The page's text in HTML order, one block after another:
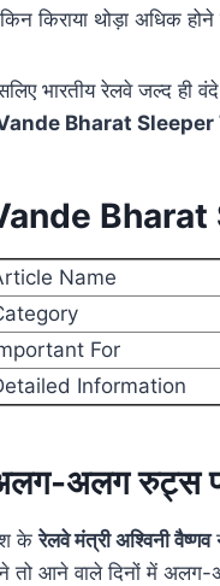
किराया थोड़ा अधिक
भारतीय रेलवे जल्द ही
Bharat Sleeper
Bharat
Name
For
Information
अलग रुट्स
केरेलवे मंत्री अश्विनी वैष्णव
तो आने वाले दिनों में